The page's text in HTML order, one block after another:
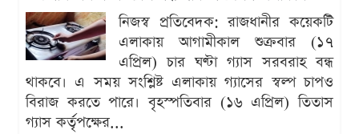
নিজস্ব প্রতিবেদক: রাজধানীর কয়েকটি
এলাকায় আগামীকাল শুক্রবার (১৭
এপ্রিল) চার ঘণ্টা গ্যাস সরবরাহ বন্ধ
থাকবে। এ সময় সংশ্লিষ্ট এলাকায় গ্যাসের স্বল্প চাপও
বিরাজ করতে পারে। বৃহস্পতিবার (১৬ এপ্রিল) তিতাস
গ্যাস কর্তৃপক্ষের...